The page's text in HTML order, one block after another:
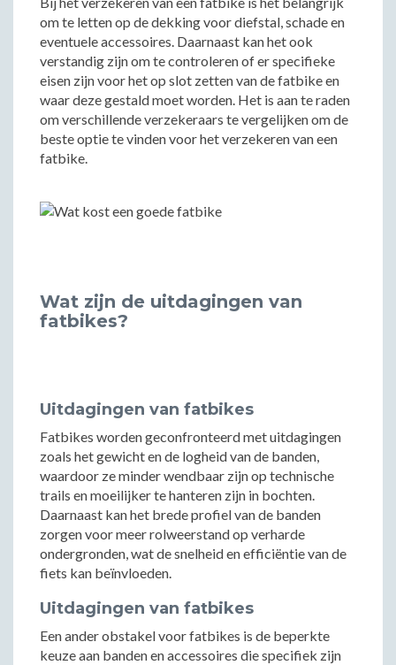
om te letten op de dekking voor diefstal, schade en
eventuele accessoires. Daarnaast kan het ook
verstandig zijn om te controleren of er specifieke
eisen zijn voor het op slot zetten van de fatbike en
waar deze gestald moet worden. Het is aan te raden
om verschillende verzekeraars te vergelijken om de
beste optie te vinden voor het verzekeren van een
fatbike.
Wat zijn de uitdagingen van
fatbikes?
Uitdagingen van fatbikes
Fatbikes worden geconfronteerd met uitdagingen
zoals het gewicht en de logheid van de banden,
waardoor ze minder wendbaar zijn op technische
trails en moeilijker te hanteren zijn in bochten.
Daarnaast kan het brede profiel van de banden
zorgen voor meer rolweerstand op verharde
ondergronden, wat de snelheid en efficiëntie van de
fiets kan beïnvloeden.
Uitdagingen van fatbikes
Een ander obstakel voor fatbikes is de beperkte
keuze aan banden en accessoires die specifiek zijn